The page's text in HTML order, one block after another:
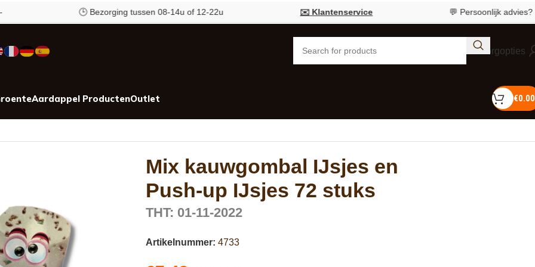
🕒 Bezorging tussen 08-14u of 12-22u ✉️ Klantenservice 💬 Persoonlijk advies?Bel
Bezorgopties
Aardappel ProductenOutlet €0.00
Mix kauwgombal IJsjes en
Push-up IJsjes 72 stuks
THT: 01-11-2022
Artikelnummer: 4733